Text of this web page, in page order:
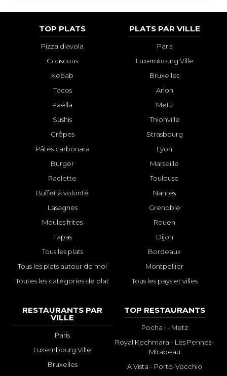
TOP PLATS
Pizza diavola
Couscous
Kebab
Tacos
Paëlla
Sushis
Crêpes
Pâtes carbonara
Burger
Raclette
Buffet à volonté
Lasagnes
Moules frites
Tapas
Tous les plats
Tous les plats autour de moi
Toutes les catégories de plat
PLATS PAR VILLE
Paris
Luxembourg Ville
Bruxelles
Arlon
Metz
Thionville
Strasbourg
Lyon
Marseille
Toulouse
Nantes
Grenoble
Rouen
Dijon
Bordeaux
Montpellier
Tous les pays et villes
RESTAURANTS PAR
VILLE
Paris
Luxembourg Ville
Bruxelles
TOP RESTAURANTS
Pocha ! - Metz
Royal Kechmara - Les Pennes-
Mirabeau
A Vista - Porto-Vecchio